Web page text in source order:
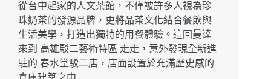
從台中起家的人文茶館，不僅被許多人視為珍
珠奶茶的發源品牌，更將品茶文化結合餐飲與
生活美學，打造出獨特的用餐體驗。這回曼達
來到 高雄駁二藝術特區 走走，意外發現全新進
駐的 春水堂駁二店，店面設置於充滿歷史感的